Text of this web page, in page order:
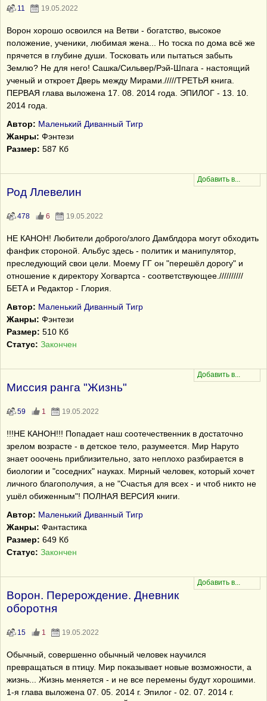
11 19.05.2022
Ворон хорошо освоился на Ветви - богатство, высокое
положение, ученики, любимая жена... Но тоска по дома всё же
прячется в глубине души. Тосковать или пытаться забыть
Землю? Не для него! Сашка/Сильвер/Рэй-Шпага - настоящий
ученый и откроет Дверь между Мирами./////ТРЕТЬЯ книга.
ПЕРВАЯ глава выложена 17. 08. 2014 года. ЭПИЛОГ - 13. 10.
2014 года.
Автор: Маленький Диванный Тигр
Жанры: Фэнтези
Размер: 587 Кб
Род Ллевелин
478 6 19.05.2022
НЕ КАНОН! Любители доброго/злого Дамблдора могут обходить
фанфик стороной. Альбус здесь - политик и манипулятор,
преследующий свои цели. Моему ГГ он "перешёл дорогу" и
отношение к директору Хогвартса - соответствующее.//////////
БЕТА и Редактор - Глория.
Автор: Маленький Диванный Тигр
Жанры: Фэнтези
Размер: 510 Кб
Статус: Закончен
Миссия ранга "Жизнь"
59 1 19.05.2022
!!!НЕ КАНОН!!! Попадает наш соотечественник в достаточно
зрелом возрасте - в детское тело, разумеется. Мир Наруто
знает ооочень приблизительно, зато неплохо разбирается в
биологии и "соседних" науках. Мирный человек, который хочет
личного благополучия, а не "Счастья для всех - и чтоб никто не
ушёл обиженным"! ПОЛНАЯ ВЕРСИЯ книги.
Автор: Маленький Диванный Тигр
Жанры: Фантастика
Размер: 649 Кб
Статус: Закончен
Ворон. Перерождение. Дневник
оборотня
15 1 19.05.2022
Обычный, совершенно обычный человек научился
превращаться в птицу. Мир показывает новые возможности, а
жизнь... Жизнь меняется - и не все перемены будут хорошими.
1-я глава выложена 07. 05. 2014 г. Эпилог - 02. 07. 2014 г.